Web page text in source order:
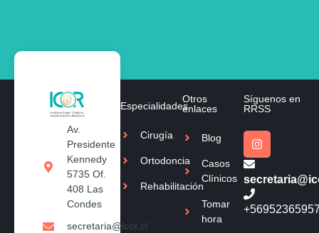
Av.
Presidente
Kennedy
5735 Of.
408 Las
Condes
secretaria@icor.cl
Especialidades
Cirugía
Ortodoncia
Rehabilitación
Otros
enlaces
Blog
Casos
Clínicos
Tomar
hora
Síguenos en
RRSS